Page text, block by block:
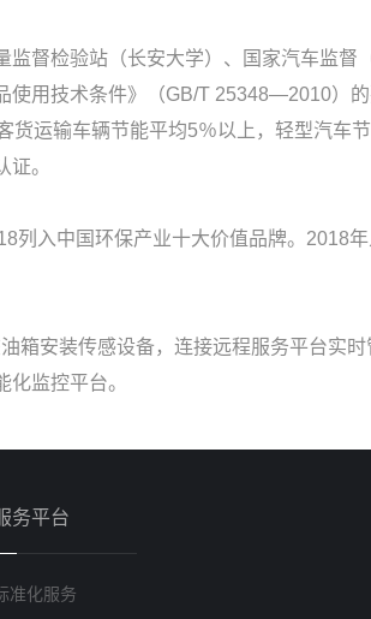
督检验站（长安大学）、国家汽车监督
用技术条件》（GB/T 25348—2010）
运输车辆节能平均5％以上，轻型汽车
。
入中国环保产业十大价值品牌。2018
箱安装传感设备，连接远程服务平台实
监控平台。
务平台
准化服务